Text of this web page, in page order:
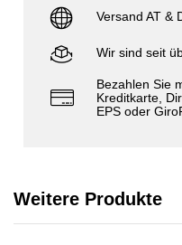
Versand AT &
Wir sind seit
Bezahlen Sie
Kreditkarte,
EPS oder
Weitere Produkte